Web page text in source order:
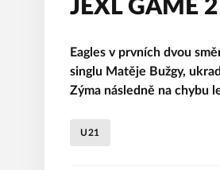
JEXL GAME
Eagles v prvních dvou
singlu Matěje Bužgy,
Zýma následně na chybu
U21